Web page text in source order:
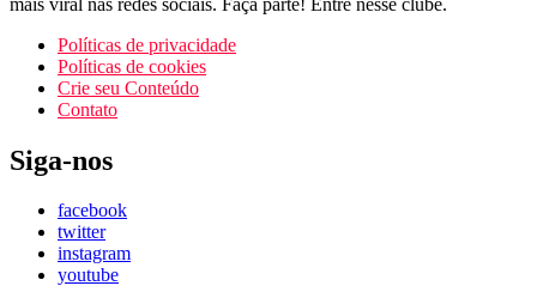
Políticas de privacidade
Políticas de cookies
Crie seu Conteúdo
Contato
Siga-nos
facebook
twitter
instagram
youtube